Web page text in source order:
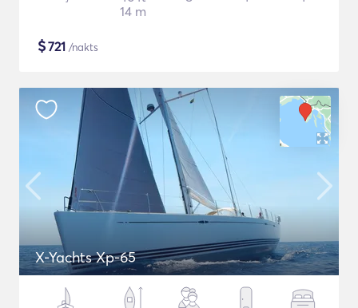
14 m
$721 /nakts
X-Yachts Xp-65